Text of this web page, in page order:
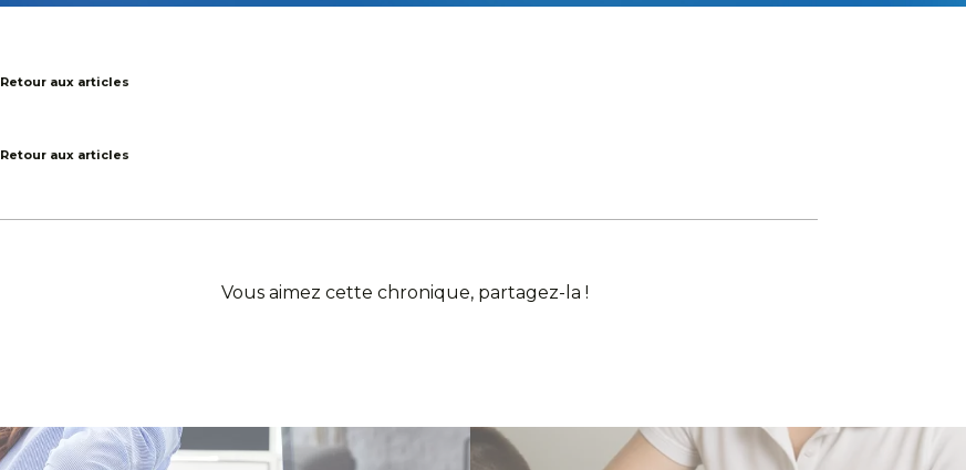
Retour aux articles
Retour aux articles
Vous aimez cette chronique, partagez-la !